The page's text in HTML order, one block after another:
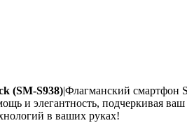
(SM-S938)|Флагманский смартфон
и элегантность, подчеркивая
в ваших руках!